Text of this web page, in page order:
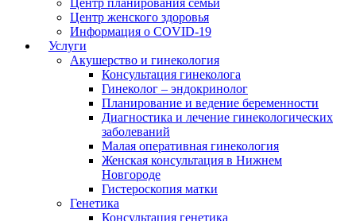
Центр планирования семьи
Центр женского здоровья
Информация о COVID-19
Услуги
Акушерство и гинекология
Консультация гинеколога
Гинеколог – эндокринолог
Планирование и ведение беременности
Диагностика и лечение гинекологических
заболеваний
Малая оперативная гинекология
Женская консультация в Нижнем
Новгороде
Гистероскопия матки
Генетика
Консультация генетика